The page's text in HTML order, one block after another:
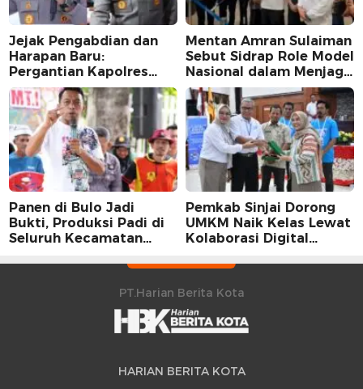
Jejak Pengabdian dan
Harapan Baru:
Pergantian Kapolres
Sidrap dalam Perspektif
Karier Dua Perwira
Mentan Amran Sulaiman
Sebut Sidrap Role Model
Nasional dalam Menjaga
Stabilitas Harga Telur
Panen di Bulo Jadi
Bukti, Produksi Padi di
Seluruh Kecamatan
Peningkatan
Pemkab Sinjai Dorong
UMKM Naik Kelas Lewat
Kolaborasi Digital
PT.Harian Berita Kota
HARIAN BERITA KOTA